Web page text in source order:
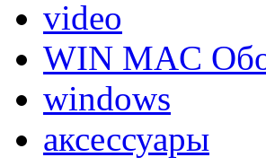
video
WIN MAC
windows
аксессуары